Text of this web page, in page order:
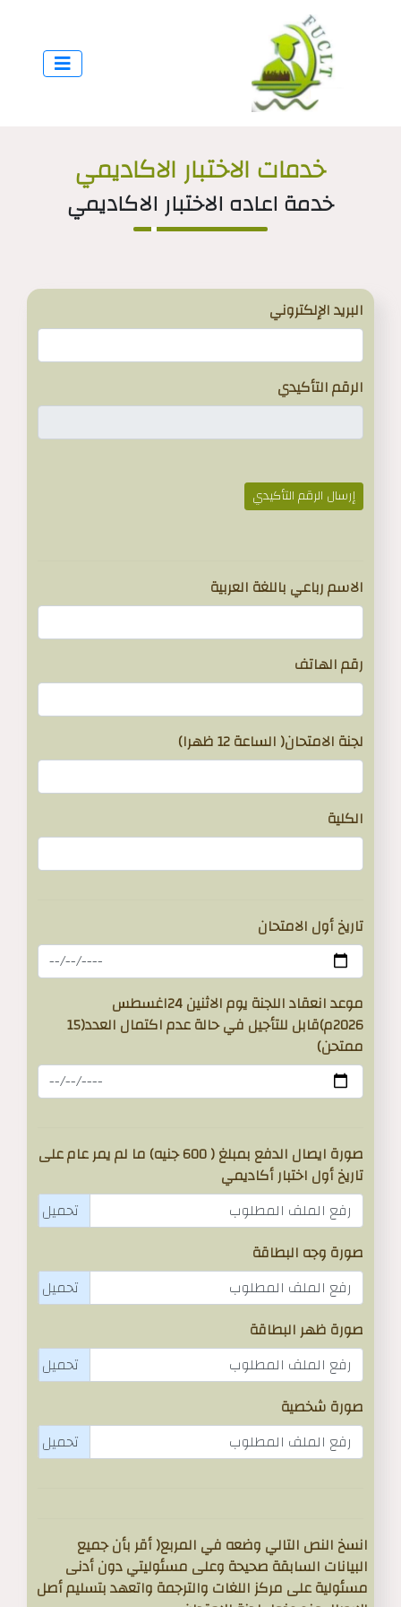
خدمات الاختبار الاكاديمي
خدمة اعاده الاختبار الاكاديمي
البريد الإلكتروني
الرقم التأكيدي
إرسال الرقم التأكيدي
الاسم رباعي باللغة العربية
رقم الهاتف
لجنة الامتحان( الساعة 12 ظهرا)
الكلية
تاريخ أول الامتحان
موعد انعقاد اللجنة يوم الاثنين 24اغسطس
2026م)قابل للتأجيل في حالة عدم اكتمال العدد(15
ممتحن)
صورة ايصال الدفع بمبلغ ( 600 جنيه) ما لم يمر عام على
تاريخ أول اختبار أكاديمي
رفع الملف المطلوب
صورة وجه البطاقة
رفع الملف المطلوب
صورة ظهر البطاقة
رفع الملف المطلوب
صورة شخصية
رفع الملف المطلوب
انسخ النص التالي وضعه في المربع( أقر بأن جميع
البيانات السابقة صحيحة وعلى مسئوليتي دون أدنى
مسئولية على مركز اللغات والترجمة واتعهد بتسليم أصل